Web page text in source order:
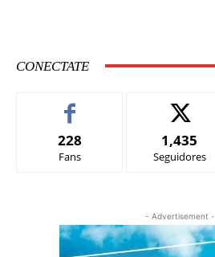
CONECTATE
228
Fans
1,435
Seguidores
- Advertisement -